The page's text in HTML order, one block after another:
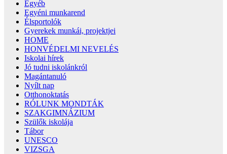
Egyéb
Egyéni munkarend
Élsportolók
Gyerekek munkái, projektjei
HOME
HONVÉDELMI NEVELÉS
Iskolai hírek
Jó tudni iskolánkról
Magántanuló
Nyílt nap
Otthonoktatás
RÓLUNK MONDTÁK
SZAKGIMNÁZIUM
Szülők iskolája
Tábor
UNESCO
VIZSGA